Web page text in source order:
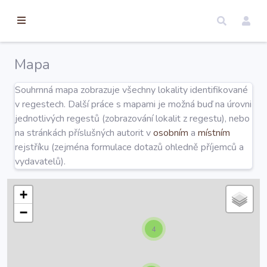
Úvod
Edice
Regesty
Hledat
Mapa
Souhrnná mapa zobrazuje všechny lokality identifikované
v regestech. Další práce s mapami je možná buď na úrovni
jednotlivých regestů (zobrazování lokalit z regestu), nebo
na stránkách příslušných autorit vosobním a místním
rejstříku (zejména formulace dotazů ohledně příjemců a
vydavatelů).
4
+
−